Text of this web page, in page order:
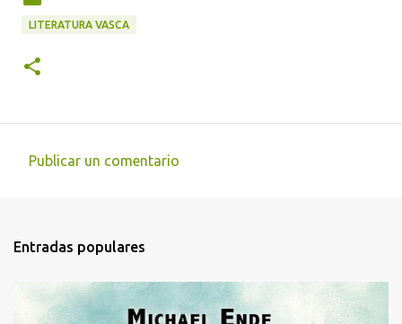
LITERATURA VASCA
e
Publicar un comentario
Entradas populares